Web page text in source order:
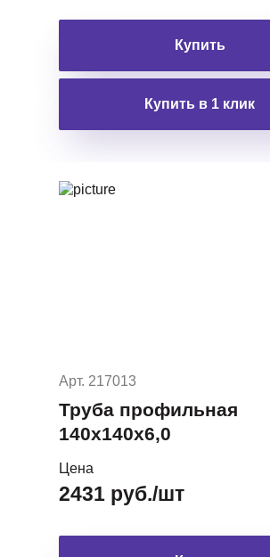
Купить
Купить в 1 клик
Арт. 217013
Труба профильная
140х140х6,0
Цена
2431 руб./шт